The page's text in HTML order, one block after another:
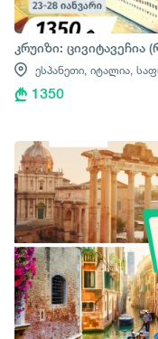
კრუიზი: ცივიტავეჩია
ესპანეთი, იტალია,
1350